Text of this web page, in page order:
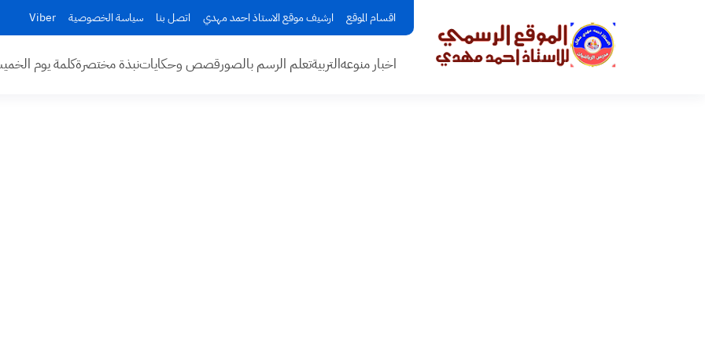
اقسام الموقع ارشيف موقع الاستاذ احمد مهدي اتصل بنا سياسة الخصوصية Viber
اخبار منوعهالتربيةتعلم الرسم بالصورقصص وحكاياتنبذة مختصرةكلمة يوم